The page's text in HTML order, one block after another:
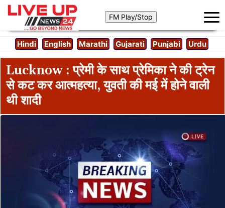
Hindi English Marathi Gujarati Punjabi Urdu
Lucknow : प्रेमी के साथ प्रेमिका ने की ट्रेन
से कट कर आत्महत्या, युवती की मई में होने वाली
थी शादी